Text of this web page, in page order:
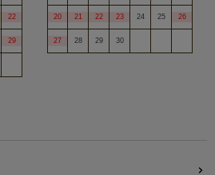
22
29
20 21 22 23 24 25 26
27 28 29 30